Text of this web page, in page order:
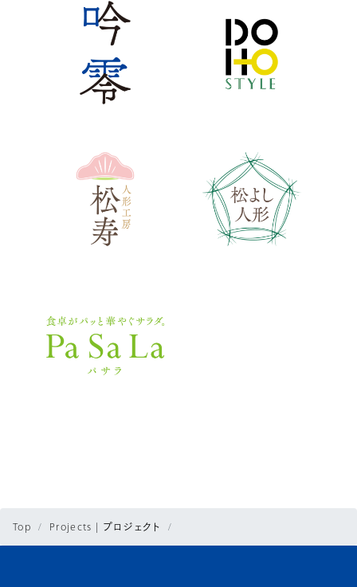
Top Projects | プロジェクト